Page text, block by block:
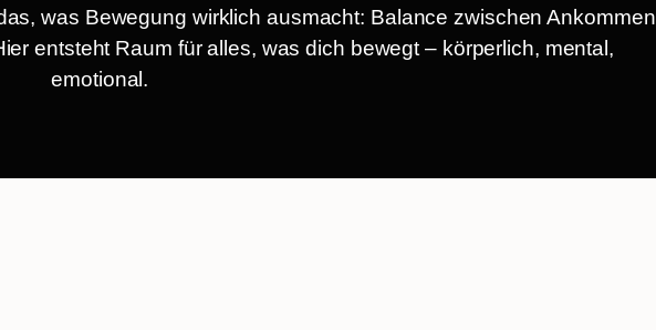
was Bewegung wirklich ausmacht: Balance zwischen Ankommen
entsteht Raum für alles, was dich bewegt – körperlich, mental,
emotional.